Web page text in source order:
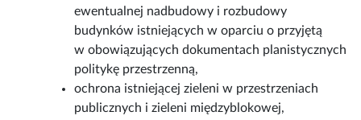
ewentualnej nadbudowy i rozbudowy
budynków istniejących w oparciu o przyjętą
w obowiązujących dokumentach planistycznych
politykę przestrzenną,
ochrona istniejącej zieleni w przestrzeniach
publicznych i zieleni międzyblokowej,